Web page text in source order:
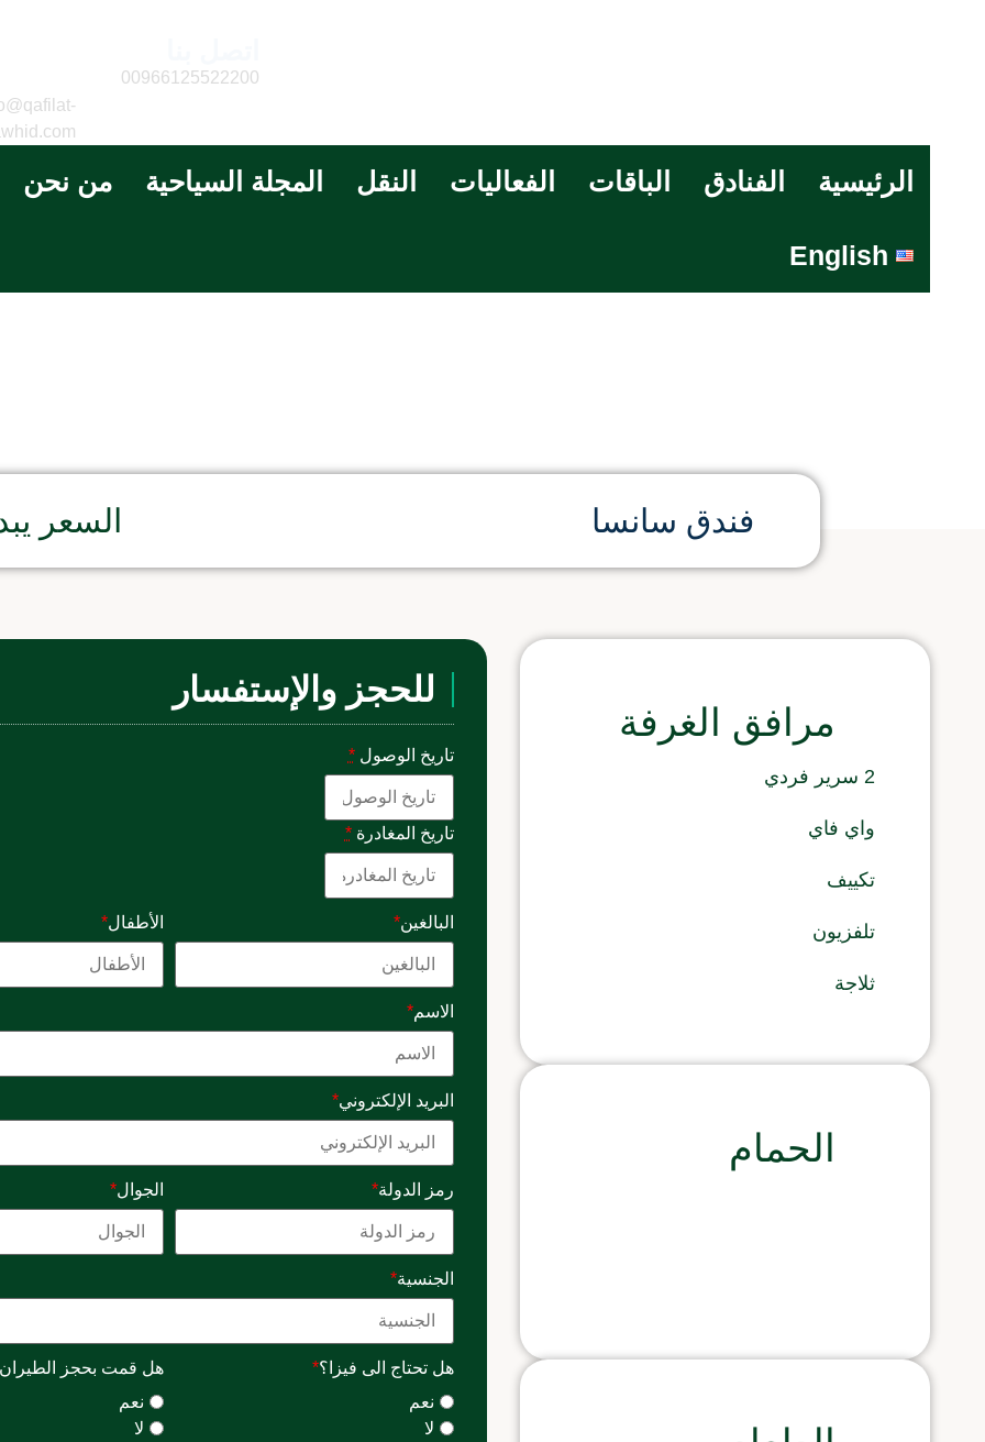
00966125522200
الرئيسية الفنادق الباقات الفعاليات النقل المجلة السياحية من نحن
English
فندق سانسا السعر
مرافق الغرفة
2 سرير فردي
واي فاي
تكييف
تلفزيون
ثلاجة
الحمام
للحجز والإستفسار
تاريخ الوصول *
تاريخ المغادرة *
البالغين* الأطفال*
الاسم*
البريد الإلكتروني*
رمز الدولة* الجوال*
الجنسية*
هل تحتاج الى فيزا؟*
نعم
لا
هل قمت بحجز الطيران
نعم
لا